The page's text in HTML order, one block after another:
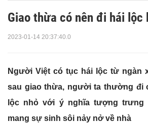
Giao thừa có nên đi hái lộc
2023-01-14 20:37:40.0
Người Việt có tục hái lộc từ ngàn
sau giao thừa, người ta thường đi
lộc nhỏ với ý nghĩa tượng trưng
mang sự sinh sôi nảy nở về nhà